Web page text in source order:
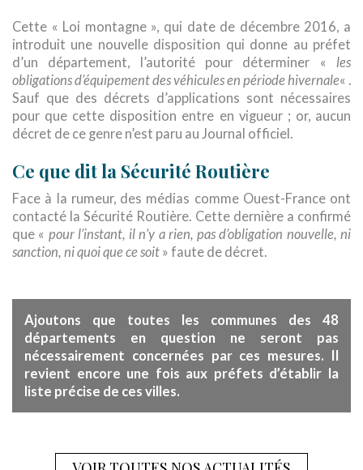
Cette « Loi montagne », qui date de décembre 2016, a
introduit une nouvelle disposition qui donne au préfet
d’un département, l’autorité pour déterminer « les
obligations d’équipement des véhicules en période hivernale« .
Sauf que des décrets d’applications sont nécessaires
pour que cette disposition entre en vigueur ; or, aucun
décret de ce genre n’est paru au Journal officiel.
Ce que dit la Sécurité Routière
Face à la rumeur, des médias comme Ouest-France ont
contacté la Sécurité Routière. Cette dernière a confirmé
que « pour l’instant, il n’y a rien, pas d’obligation nouvelle, ni
sanction, ni quoi que ce soit » faute de décret.
Ajoutons que toutes les communes des 48
départements en question ne seront pas
nécessairement concernées par ces mesures. Il
revient encore une fois aux préfets d’établir la
liste précise de ces villes.